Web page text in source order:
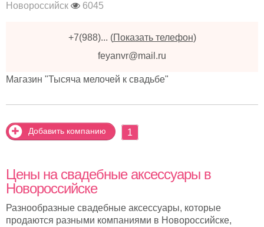
Новороссийск 6045
+7(988)... (Показать телефон)
feyanvr@mail.ru
Магазин "Тысяча мелочей к свадьбе"
Добавить компанию 1
Цены на свадебные аксессуары в
Новороссийске
Разнообразные свадебные аксессуары, которые
продаются разными компаниями в Новороссийске,